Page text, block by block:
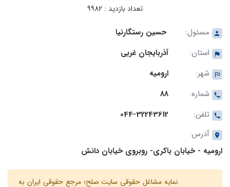
تعداد بازدید : 9982
مسئول:
حسین رستگارنیا
استان:
آذربایجان غربی
شهر:
ارومیه
شماره:
88
تلفن:
044-32243612
آدرس:
ارومیه - خیابان باکری- روبروی خیابان دانش
نمایه مشاغل حقوقی سایت صلح؛ مرجع حقوقی ایران به